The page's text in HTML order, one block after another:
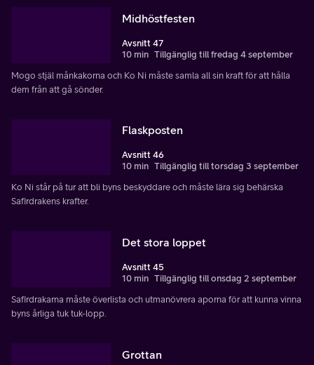
Midhöstfesten
Avsnitt 47
10 min Tillgänglig till fredag 4 september
Mogo stjäl månkakorna och Ko Ni måste samla all sin kraft för att hålla
dem från att gå sönder.
Flaskposten
Avsnitt 46
10 min Tillgänglig till torsdag 3 september
Ko Ni står på tur att bli byns beskyddare och måste lära sig behärska
Safirdrakens krafter.
Det stora loppet
Avsnitt 45
10 min Tillgänglig till onsdag 2 september
Safirdrakarna måste överlista och utmanövrera aporna för att kunna vinna
byns årliga tuk tuk-lopp.
Grottan